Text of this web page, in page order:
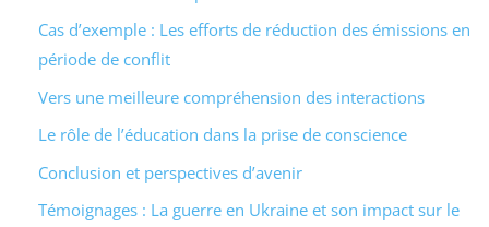
Cas d’exemple : Les efforts de réduction des émissions en
période de conflit
Vers une meilleure compréhension des interactions
Le rôle de l’éducation dans la prise de conscience
Conclusion et perspectives d’avenir
Témoignages : La guerre en Ukraine et son impact sur le